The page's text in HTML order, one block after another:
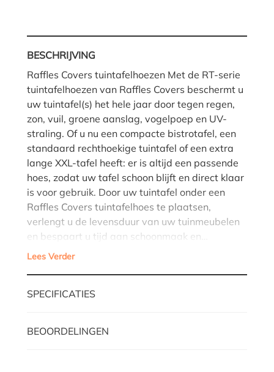
BESCHRIJVING
Raffles Covers tuintafelhoezen Met de RT-serie
tuintafelhoezen van Raffles Covers beschermt u
uw tuintafel(s) het hele jaar door tegen regen,
zon, vuil, groene aanslag, vogelpoep en UV-
straling. Of u nu een compacte bistrotafel, een
standaard rechthoekige tuintafel of een extra
lange XXL-tafel heeft: er is altijd een passende
hoes, zodat uw tafel schoon blijft en direct klaar
is voor gebruik. Door uw tuintafel onder een
Raffles Covers tuintafelhoes te plaatsen,
verlengt u de levensduur van uw tuinmeubelen
en bespaart u tijd aan schoonmaak en…
Lees Verder
SPECIFICATIES
BEOORDELINGEN